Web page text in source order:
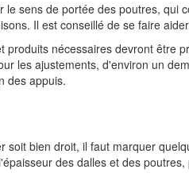
le sens de portée des poutres, qui
Il est conseillé de se faire
produits nécessaires devront être
les ajustements, d'environ un
des appuis.
soit bien droit, il faut marquer
des dalles et des